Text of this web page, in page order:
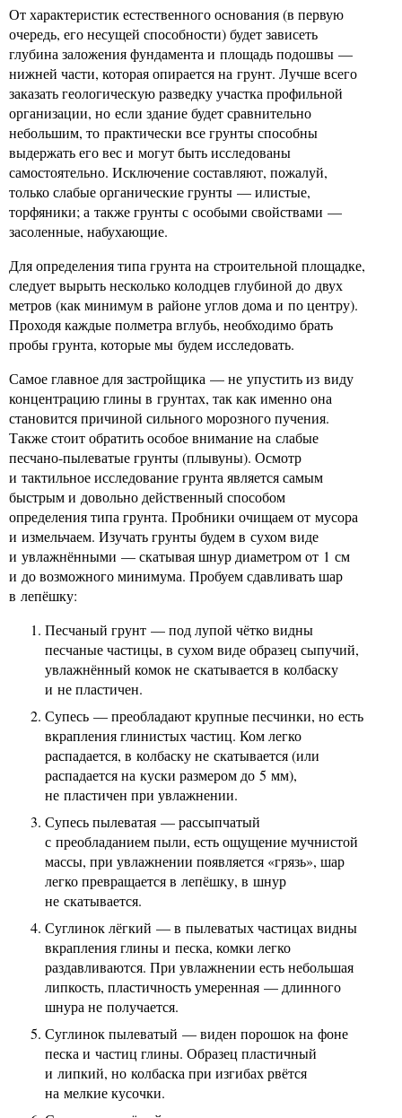
От характеристик естественного основания (в первую
очередь, его несущей способности) будет зависеть
глубина заложения фундамента и площадь подошвы —
нижней части, которая опирается на грунт. Лучше всего
заказать геологическую разведку участка профильной
организации, но если здание будет сравнительно
небольшим, то практически все грунты способны
выдержать его вес и могут быть исследованы
самостоятельно. Исключение составляют, пожалуй,
только слабые органические грунты — илистые,
торфяники; а также грунты с особыми свойствами —
засоленные, набухающие.
Для определения типа грунта на строительной площадке,
следует вырыть несколько колодцев глубиной до двух
метров (как минимум в районе углов дома и по центру).
Проходя каждые полметра вглубь, необходимо брать
пробы грунта, которые мы будем исследовать.
Самое главное для застройщика — не упустить из виду
концентрацию глины в грунтах, так как именно она
становится причиной сильного морозного пучения.
Также стоит обратить особое внимание на слабые
песчано-пылеватые грунты (плывуны). Осмотр
и тактильное исследование грунта является самым
быстрым и довольно действенный способом
определения типа грунта. Пробники очищаем от мусора
и измельчаем. Изучать грунты будем в сухом виде
и увлажнёнными — скатывая шнур диаметром от 1 см
и до возможного минимума. Пробуем сдавливать шар
в лепёшку:
Песчаный грунт — под лупой чётко видны
песчаные частицы, в сухом виде образец сыпучий,
увлажнённый комок не скатывается в колбаску
и не пластичен.
Супесь — преобладают крупные песчинки, но есть
вкрапления глинистых частиц. Ком легко
распадается, в колбаску не скатывается (или
распадается на куски размером до 5 мм),
не пластичен при увлажнении.
Супесь пылеватая — рассыпчатый
с преобладанием пыли, есть ощущение мучнистой
массы, при увлажнении появляется «грязь», шар
легко превращается в лепёшку, в шнур
не скатывается.
Суглинок лёгкий — в пылеватых частицах видны
вкрапления глины и песка, комки легко
раздавливаются. При увлажнении есть небольшая
липкость, пластичность умеренная — длинного
шнура не получается.
Суглинок пылеватый — виден порошок на фоне
песка и частиц глины. Образец пластичный
и липкий, но колбаска при изгибах рвётся
на мелкие кусочки.